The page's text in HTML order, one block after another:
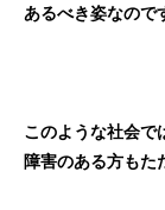
あるべき姿なので
このような社会で
障害のある方もた